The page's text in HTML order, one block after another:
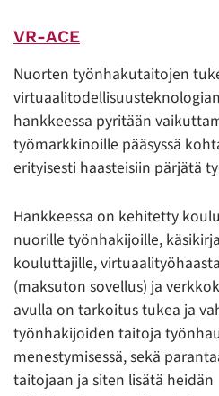
VR-ACE
Nuorten työnhakutaitojen
virtuaalitodellisuusteknologian
hankkeessa pyritään
työmarkkinoille pääsyssä
erityisesti haasteisiin pärjätä
Hankkeessa on kehitetty
nuorille työnhakijoille,
kouluttajille,
(maksuton sovellus) ja
avulla on tarkoitus tukea ja
työnhakijoiden taitoja
menestymisessä, sekä
taitojaan ja siten lisätä heidän